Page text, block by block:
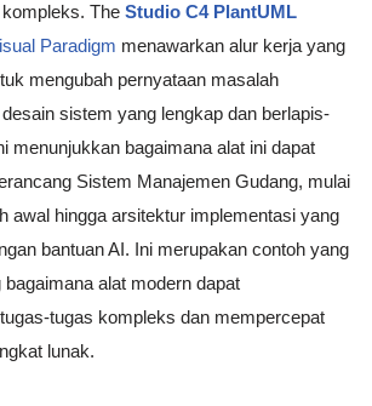
The Studio C4 PlantUML
Paradigm menawarkan alur kerja yang
mengubah pernyataan masalah
sistem yang lengkap dan berlapis-
menunjukkan bagaimana alat ini dapat
Sistem Manajemen Gudang, mulai
awal hingga arsitektur implementasi yang
bantuan AI. Ini merupakan contoh yang
alat modern dapat
tugas kompleks dan mempercepat
lunak.